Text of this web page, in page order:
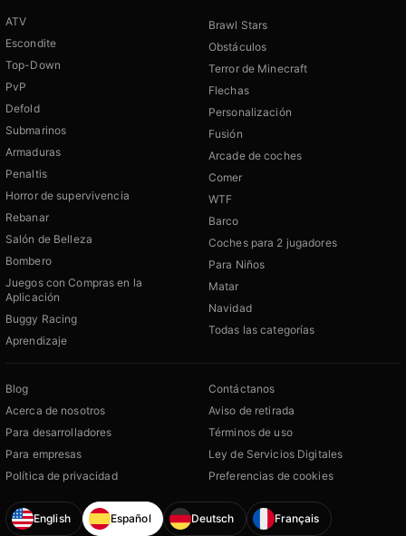
ATV
Escondite
Top-Down
PvP
Defold
Submarinos
Armaduras
Penaltis
Horror de supervivencia
Rebanar
Salón de Belleza
Bombero
Juegos con Compras en la
Aplicación
Buggy Racing
Aprendizaje
Brawl Stars
Obstáculos
Terror de Minecraft
Flechas
Personalización
Fusión
Arcade de coches
Comer
WTF
Barco
Coches para 2 jugadores
Para Niños
Matar
Navidad
Todas las categorías
Blog
Acerca de nosotros
Para desarrolladores
Para empresas
Política de privacidad
Contáctanos
Aviso de retirada
Términos de uso
Ley de Servicios Digitales
Preferencias de cookies
English Español Deutsch Français